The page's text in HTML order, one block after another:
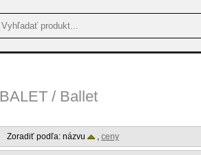
BALET / Ballet
Zoradiť podľa: názvu , ceny